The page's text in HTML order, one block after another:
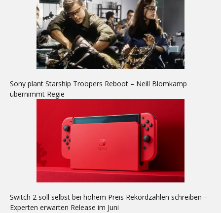
Sony plant Starship Troopers Reboot – Neill Blomkamp
übernimmt Regie
Switch 2 soll selbst bei hohem Preis Rekordzahlen schreiben –
Experten erwarten Release im Juni